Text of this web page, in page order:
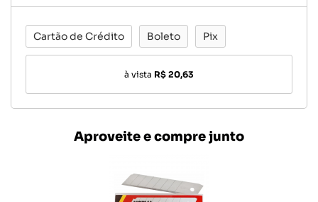
Cartão de Crédito Boleto Pix
à vista R$ 20,63
Aproveite e compre junto